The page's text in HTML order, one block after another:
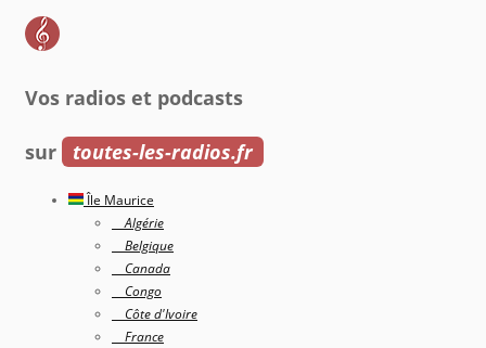
Vos radios et podcasts
sur toutes-les-radios.fr
Île Maurice
Algérie
Belgique
Canada
Congo
Côte d'Ivoire
France